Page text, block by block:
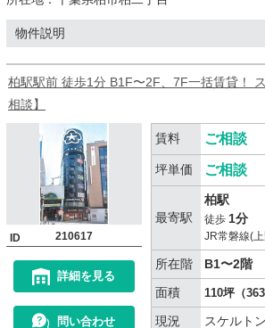
物件説明
柏駅駅前 徒歩1分 B1F〜2F、7F一括賃貸！
相談】
ID 210617
詳細を見る
問い合わせ
賃料 ご相談
坪単価 ご相談
最寄駅
柏駅
徒歩 1分
JR常磐線(
所在階
B1〜2階
面積
110坪（
現況 スケルトン